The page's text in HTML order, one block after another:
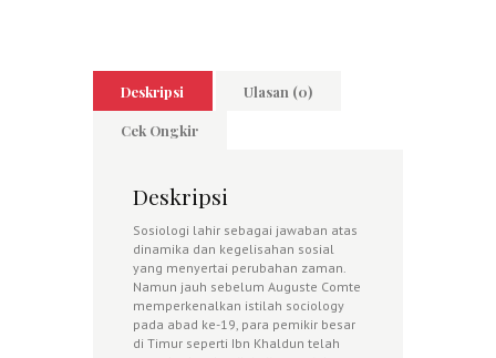
Deskripsi Ulasan (0)
Cek Ongkir
Deskripsi
Sosiologi lahir sebagai jawaban atas
dinamika dan kegelisahan sosial
yang menyertai perubahan zaman.
Namun jauh sebelum Auguste Comte
memperkenalkan istilah sociology
pada abad ke-19, para pemikir besar
di Timur seperti Ibn Khaldun telah